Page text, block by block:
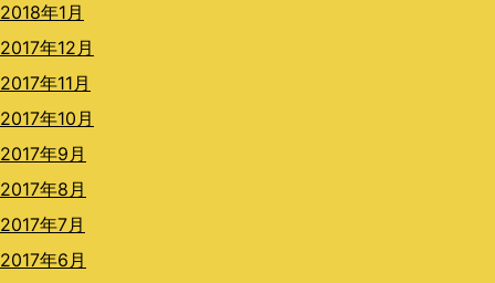
2018年1月
2017年12月
2017年11月
2017年10月
2017年9月
2017年8月
2017年7月
2017年6月